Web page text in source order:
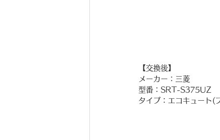
【交換後】
メーカー：三菱
型番：SRT-S375UZ
タイプ：エコキュート(